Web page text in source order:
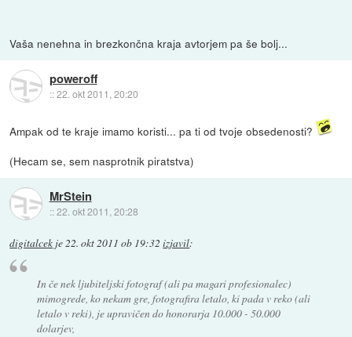
Vaša nenehna in brezkončna kraja avtorjem pa še bolj...
poweroff
::22. okt 2011, 20:20
Ampak od te kraje imamo koristi... pa ti od tvoje obsedenosti?
(Hecam se, sem nasprotnik piratstva)
MrStein
::22. okt 2011, 20:28
digitalcek je22. okt 2011 ob 19:32 izjavil:
In če nek ljubiteljski fotograf (ali pa magari profesionalec)
mimogrede, ko nekam gre, fotografira letalo, ki pada v reko (ali
letalo v reki), je upravičen do honorarja 10.000 - 50.000
dolarjev,